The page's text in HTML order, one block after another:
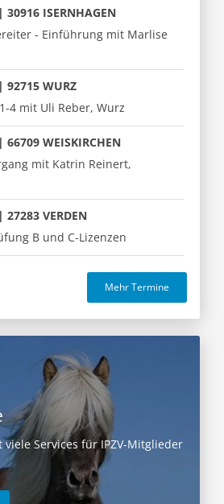
ISERNHAGEN
- Einführung mit Marlise
92715 WURZ
4 mit Uli Reber, Wurz
WEISKIRCHEN
mit Katrin Reinert,
VERDEN
B und C-Lizenzen
Mehr Termine
Services für IPZV-Mitglieder